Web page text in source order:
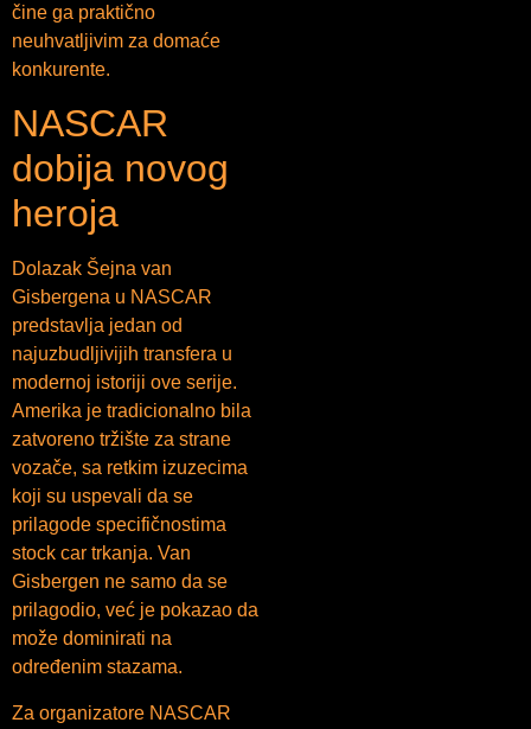
čine ga praktično
neuhvatljivim za domaće
konkurente.
NASCAR
dobija novog
heroja
Dolazak Šejna van
Gisbergena u NASCAR
predstavlja jedan od
najuzbudljivijih transfera u
modernoj istoriji ove serije.
Amerika je tradicionalno bila
zatvoreno tržište za strane
vozače, sa retkim izuzecima
koji su uspevali da se
prilagode specifičnostima
stock car trkanja. Van
Gisbergen ne samo da se
prilagodio, već je pokazao da
može dominirati na
određenim stazama.
Za organizatore NASCAR